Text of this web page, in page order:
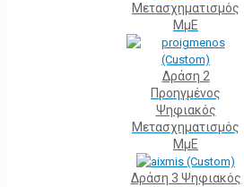
Μετασχηματισμός
ΜμΕ
Δράση 2
Προηγμένος
Ψηφιακός
Μετασχηματισμός
ΜμΕ
Δράση 3 Ψηφιακός